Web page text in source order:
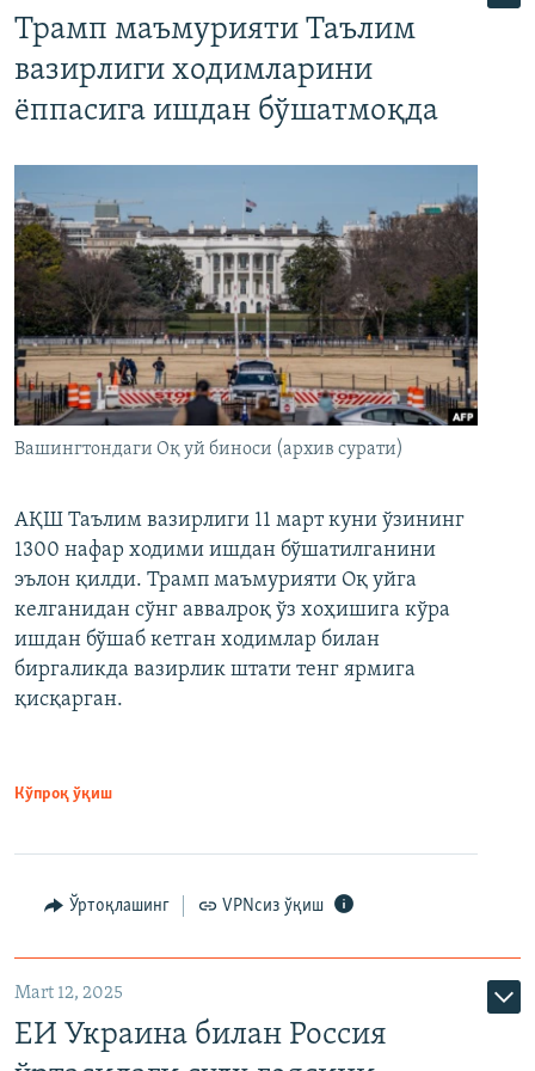
Трамп маъмурияти Таълим
вазирлиги ходимларини
ёппасига ишдан бўшатмоқда
Вашингтондаги Оқ уй биноси (архив сурати)
АҚШ Таълим вазирлиги 11 март куни ўзининг
1300 нафар ходими ишдан бўшатилганини
эълон қилди. Трамп маъмурияти Оқ уйга
келганидан сўнг аввалроқ ўз хоҳишига кўра
ишдан бўшаб кетган ходимлар билан
биргаликда вазирлик штати тенг ярмига
қисқарган.
Кўпроқ ўқиш
Ўртоқлашинг VPNсиз ўқиш
Mart 12, 2025
ЕИ Украина билан Россия